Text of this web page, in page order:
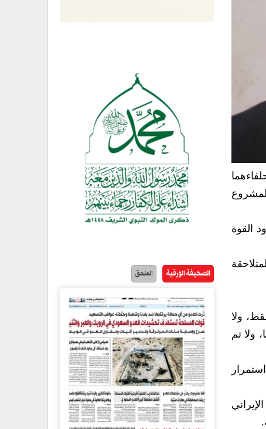
القوة
ولا
ولا تم
الصحيفة الورقية الملحق